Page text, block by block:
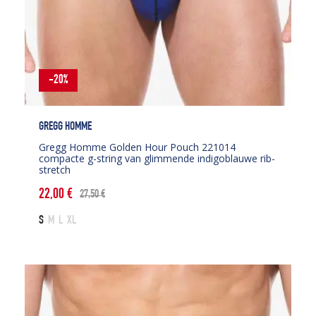
GREGG HOMME
Gregg Homme Golden Hour Pouch 221014
compacte g-string van glimmende indigoblauwe rib-
stretch
27,50€
Oorspronkelijke
prijs
22,00€
Huidige
prijs
S M L XL
-20%